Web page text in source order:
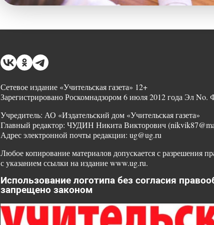
Сетевое издание «Учительская газета» 12+
Зарегистрировано Роскомнадзором 6 июля 2012 года Эл No.
Учредитель: АО «Издательский дом «Учительская газета»
Главный редактор: ЧУДИН Никита Викторович
Адрес электронной почты редакции: ug@ug.ru
Любое копирование материалов допускается с разрешения
с указанием ссылки на издание www.ug.ru.
Использование логотипа без согласия
запрещено законом